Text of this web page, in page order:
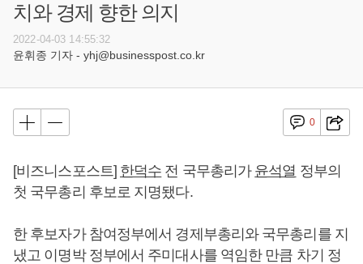
치와 경제 향한 의지
2022-04-03 14:55:32
윤휘종 기자 - yhj@businesspost.co.kr
0
[비즈니스포스트] 한덕수 전 국무총리가 윤석열 정부의
첫 국무총리 후보로 지명됐다.
한 후보자가 참여정부에서 경제부총리와 국무총리를 지
냈고 이명박 정부에서 주미대사를 역임한 만큼 차기 정